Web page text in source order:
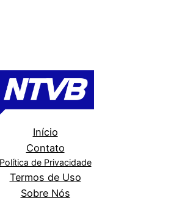
Início
Contato
Política de Privacidade
Termos de Uso
Sobre Nós